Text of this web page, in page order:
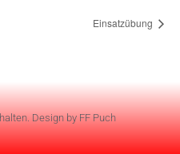
Einsatzübung
Design by FF Puch